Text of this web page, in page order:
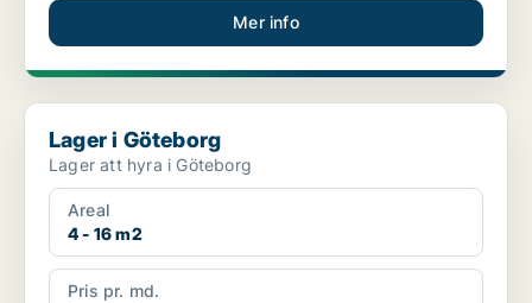
Mer info
Lager i Göteborg
Lager i Göteborg
Lager att hyra i Göteborg
Areal
4 - 16 m2
Pris pr. md.